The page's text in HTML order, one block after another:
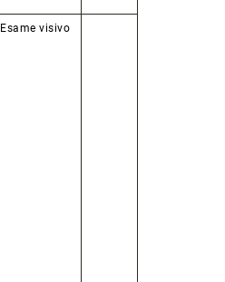
Esame visivo